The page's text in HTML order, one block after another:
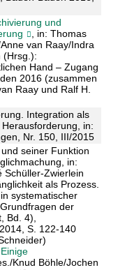
und
, in: Thomas
van Raay/Indra
(Hrsg.):
Hand – Zugang
2016 (zusammen
Raay und Ralf H.
Integration als
in:
Nr. 150, III/2015​
und seiner Funktion
in:
Schüller-Zwierlein
als Prozess.
systematischer
der
Bd. 4),
S. 122-140
Knud Böhle/Jochen